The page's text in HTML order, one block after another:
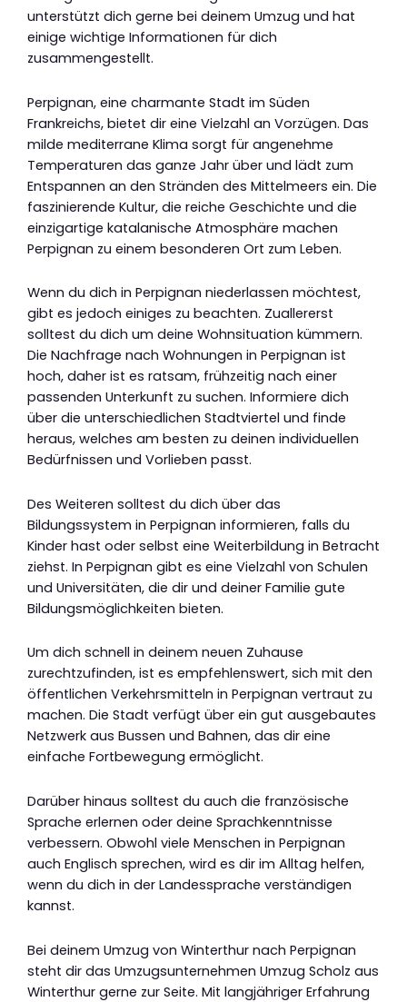
unterstützt dich gerne bei deinem Umzug und hat
einige wichtige Informationen für dich
zusammengestellt.
Perpignan, eine charmante Stadt im Süden
Frankreichs, bietet dir eine Vielzahl an Vorzügen. Das
milde mediterrane Klima sorgt für angenehme
Temperaturen das ganze Jahr über und lädt zum
Entspannen an den Stränden des Mittelmeers ein. Die
faszinierende Kultur, die reiche Geschichte und die
einzigartige katalanische Atmosphäre machen
Perpignan zu einem besonderen Ort zum Leben.
Wenn du dich in Perpignan niederlassen möchtest,
gibt es jedoch einiges zu beachten. Zuallererst
solltest du dich um deine Wohnsituation kümmern.
Die Nachfrage nach Wohnungen in Perpignan ist
hoch, daher ist es ratsam, frühzeitig nach einer
passenden Unterkunft zu suchen. Informiere dich
über die unterschiedlichen Stadtviertel und finde
heraus, welches am besten zu deinen individuellen
Bedürfnissen und Vorlieben passt.
Des Weiteren solltest du dich über das
Bildungssystem in Perpignan informieren, falls du
Kinder hast oder selbst eine Weiterbildung in Betracht
ziehst. In Perpignan gibt es eine Vielzahl von Schulen
und Universitäten, die dir und deiner Familie gute
Bildungsmöglichkeiten bieten.
Um dich schnell in deinem neuen Zuhause
zurechtzufinden, ist es empfehlenswert, sich mit den
öffentlichen Verkehrsmitteln in Perpignan vertraut zu
machen. Die Stadt verfügt über ein gut ausgebautes
Netzwerk aus Bussen und Bahnen, das dir eine
einfache Fortbewegung ermöglicht.
Darüber hinaus solltest du auch die französische
Sprache erlernen oder deine Sprachkenntnisse
verbessern. Obwohl viele Menschen in Perpignan
auch Englisch sprechen, wird es dir im Alltag helfen,
wenn du dich in der Landessprache verständigen
kannst.
Bei deinem Umzug von Winterthur nach Perpignan
steht dir das Umzugsunternehmen Umzug Scholz aus
Winterthur gerne zur Seite. Mit langjähriger Erfahrung